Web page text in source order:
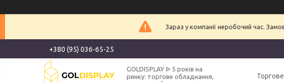
Зараз у компанії неробочий час.
+380 (95) 036-65-25
GOLDISPLAY ᐉ 5 років на
ринку: торгове обладнання,